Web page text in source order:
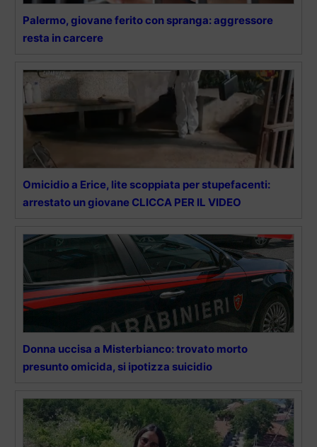
Palermo, giovane ferito con spranga: aggressore
resta in carcere
Omicidio a Erice, lite scoppiata per stupefacenti:
arrestato un giovane CLICCA PER IL VIDEO
Donna uccisa a Misterbianco: trovato morto
presunto omicida, si ipotizza suicidio